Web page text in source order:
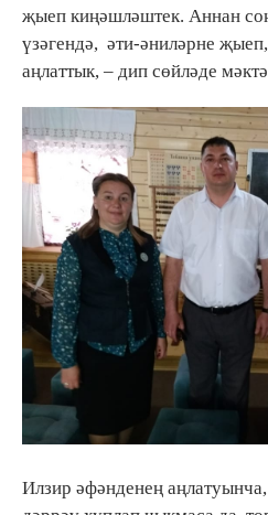
җыеп киңәшләштек. Аннан
үзәгендә, әти-әниләрне
аңлаттык, – дип сөйләде
Илзир әфәнденең